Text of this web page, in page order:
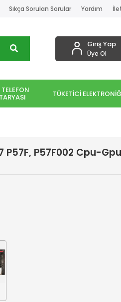
Sıkça Sorulan Sorular Yardım
Giriş Yap
Üye Ol
TÜKETİCİ
P57F, P57F002 Cpu-